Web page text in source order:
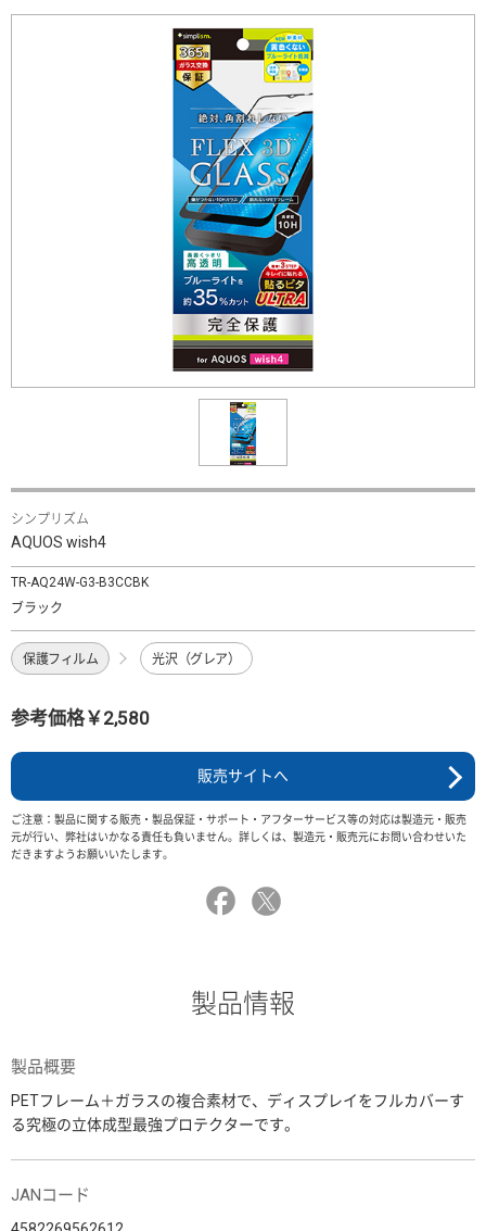
シンプリズム
AQUOS wish4
TR-AQ24W-G3-B3CCBK
ブラック
保護フィルム 光沢（グレア）
参考価格￥2,580
販売サイトへ
ご注意：製品に関する販売・製品保証・サポート・アフターサービス等の対応は製造元・販売
元が行い、弊社はいかなる責任も負いません。詳しくは、製造元・販売元にお問い合わせいた
だきますようお願いいたします。
製品情報
製品概要
PETフレーム＋ガラスの複合素材で、ディスプレイをフルカバーす
る究極の立体成型最強プロテクターです。
JANコード